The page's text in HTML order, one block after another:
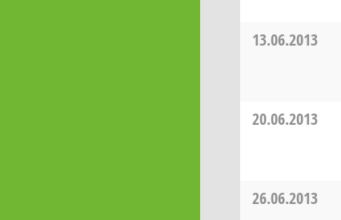
13.06.2013
20.06.2013
26.06.2013